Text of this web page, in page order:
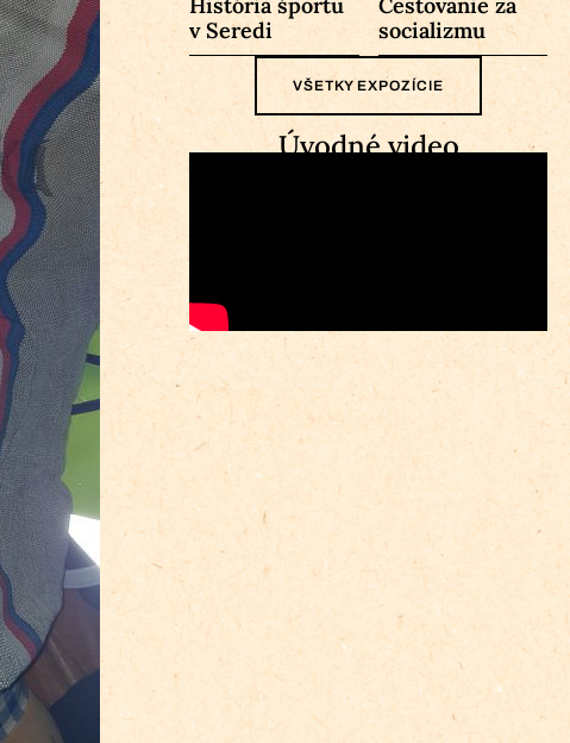
v Seredi
socializmu
VŠETKY EXPOZÍCIE
Úvodné video